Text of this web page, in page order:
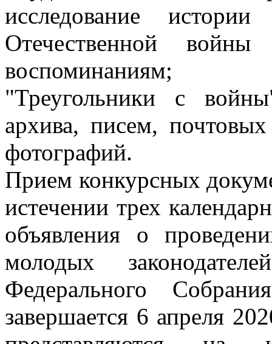
исследование
Отечественной
воспоминаниям;
"Треугольники с
архива, писем,
фотографий.
Прием конкурсных
истечении трех
объявления о
молодых
Федерального
завершается 6 апреля